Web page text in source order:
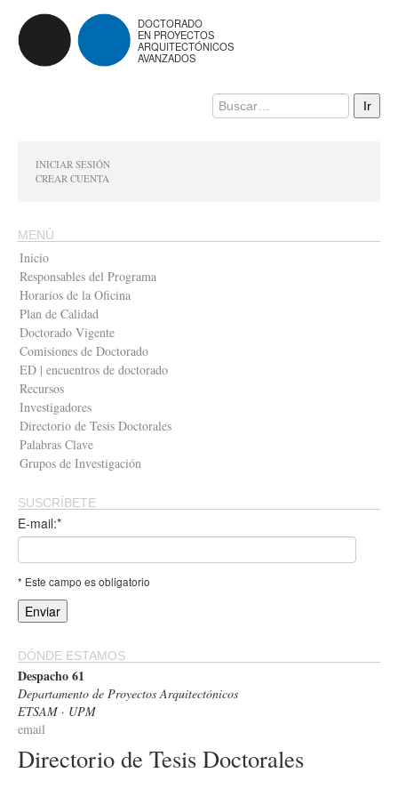
DOCTORADO
EN PROYECTOS
ARQUITECTÓNICOS
AVANZADOS
INICIAR SESIÓN
CREAR CUENTA
MENÚ
Inicio
Responsables del Programa
Horarios de la Oficina
Plan de Calidad
Doctorado Vigente
Comisiones de Doctorado
ED | encuentros de doctorado
Recursos
Investigadores
Directorio de Tesis Doctorales
Palabras Clave
Grupos de Investigación
SUSCRÍBETE
E-mail:*
* Este campo es obligatorio
DÓNDE ESTAMOS
Despacho 61
Departamento de Proyectos Arquitectónicos
ETSAM · UPM
email
Directorio de Tesis Doctorales